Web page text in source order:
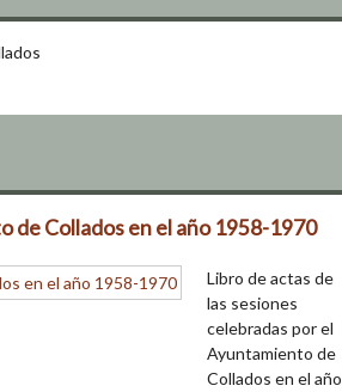
de Collados en el año 1958-1970
Libro de actas de
las sesiones
celebradas por el
Ayuntamiento de
Collados en el año